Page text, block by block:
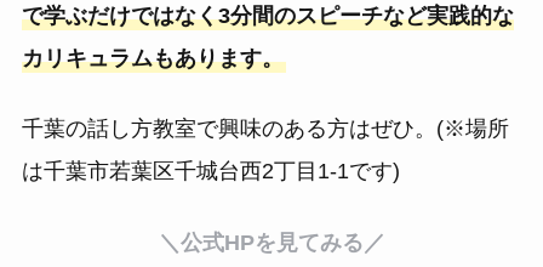
で学ぶだけではなく3分間のスピーチなど実践的な
カリキュラムもあります。
千葉の話し方教室で興味のある方はぜひ。(※場所
は千葉市若葉区千城台西2丁目1-1です)
＼公式HPを見てみる／